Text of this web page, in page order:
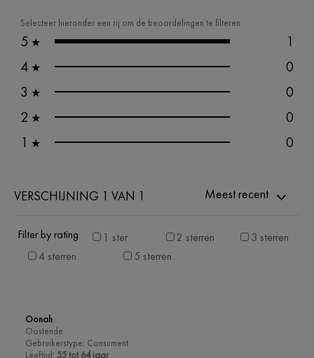
Selecteer hieronder een rij om de beoordelingen te filteren
5 ★
1
4 ★
0
3 ★
0
2 ★
0
1 ★ 0
VERSCHIJNING 1 VAN 1 Meest recent
Filter by rating 1 ster 2 sterren
3 sterren
4 sterren
5 sterren
Oonah
Oostende
Gebruikerstype: Consument
Leeftijd: 55 tot 64 jaar